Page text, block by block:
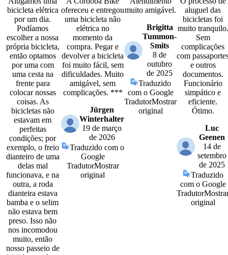
bicicleta elétrica
por um dia.
Podíamos
escolher a nossa
própria bicicleta,
então optamos
por uma com
uma cesta na
frente para
colocar nossas
coisas. As
bicicletas não
estavam em
perfeitas
condições; por
exemplo, o freio
dianteiro de uma
delas mal
funcionava, e na
outra, a roda
dianteira estava
bamba e o selim
não estava bem
preso. Isso não
nos incomodou
muito, então
nosso passeio de
ofereceu e entregou
uma bicicleta não
elétrica no
momento da
compra. Pegar e
devolver a bicicleta
foi muito fácil, sem
dificuldades. Muito
amigável, sem
complicações. ***
Jürgen
Winterhalter
19 de março
de 2026
Traduzido com o
Google
TradutorMostrar
original
muito amigável.
Brigitta
Tummon-
Smits
8 de
outubro
de 2025
Traduzido
com o Google
TradutorMostrar
original
aluguel das
bicicletas foi
muito tranquilo.
Sem
complicações
com
e outros
documentos.
Funcionário
simpático e
eficiente.
Ótimo.
Luc
Geenen
14 de
setembro
de 2025
Traduzido
com o Google
Tradutor
original